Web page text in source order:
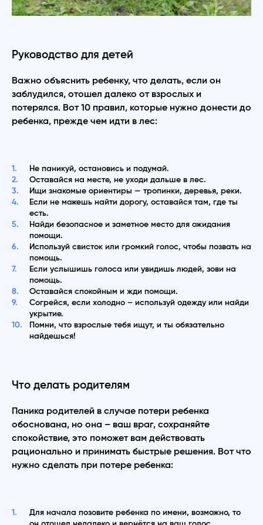
Руководство для детей
Важно объяснить ребенку, что делать, если он
заблудился, отошел далеко от взрослых и
потерялся. Вот 10 правил, которые нужно донести до
ребенка, прежде чем идти в лес:
Не паникуй, остановись и подумай.
Оставайся на месте, не уходи дальше в лес.
Ищи знакомые ориентиры — тропинки, деревья, реки.
Если не можешь найти дорогу, оставайся там, где ты
есть.
Найди безопасное и заметное место для ожидания
помощи.
Используй свисток или громкий голос, чтобы позвать на
помощь.
Если услышишь голоса или увидишь людей, зови на
помощь.
Оставайся спокойным и жди помощи.
Согрейся, если холодно – используй одежду или найди
укрытие.
Помни, что взрослые тебя ищут, и ты обязательно
найдешься!
Что делать родителям
Паника родителей в случае потери ребенка
обоснована, но она – ваш враг, сохраняйте
спокойствие, это поможет вам действовать
рационально и принимать быстрые решения. Вот что
нужно сделать при потере ребенка:
Для начала позовите ребенка по имени, возможно, то